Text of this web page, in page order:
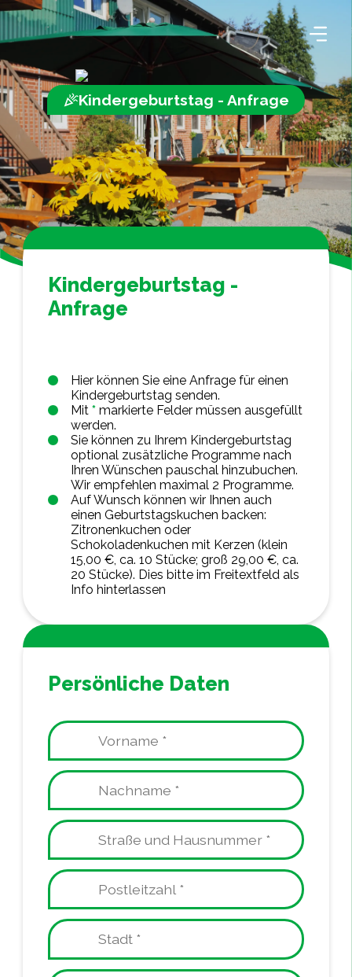
Kindergeburtstag - Anfrage
Kindergeburtstag -
Anfrage
Hier können Sie eine Anfrage für einen
Kindergeburtstag senden.
Mit*markierte Felder müssen ausgefüllt
werden.
Sie können zu Ihrem Kindergeburtstag
optional zusätzliche Programme nach
Ihren Wünschen pauschal hinzubuchen.
Wir empfehlen maximal 2 Programme.
Auf Wunsch können wir Ihnen auch
einen Geburtstagskuchen backen:
Zitronenkuchen oder
Schokoladenkuchen mit Kerzen (klein
15,00 €, ca. 10 Stücke; groß 29,00 €, ca.
20 Stücke). Dies bitte im Freitextfeld als
Info hinterlassen
Persönliche Daten